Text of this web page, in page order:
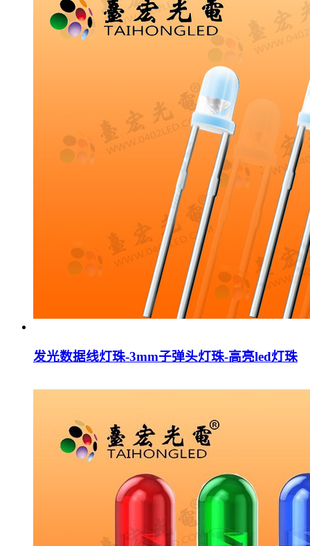
发光数据线灯珠-3mm子弹头灯珠-高亮led灯珠